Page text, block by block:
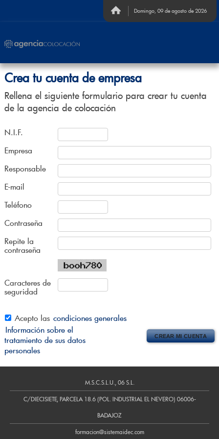
Domingo, 09 de agosto de 2026
Crea tu cuenta de empresa
Rellena el siguiente formulario para crear tu cuenta
de la agencia de colocación
N.I.F.
Empresa
Responsable
E-mail
Teléfono
Contraseña
Repite la
contraseña
Caracteres de
seguridad
Acepto las condiciones generales
Información sobre el
tratamiento de sus datos
personales
M.S.C.S.L.U., 06 S.L.
C/DIECISIETE, PARCELA 18.6 (POL. INDUSTRIAL EL NEVERO) 06006-
BADAJOZ
formacion@sistemaidec.com